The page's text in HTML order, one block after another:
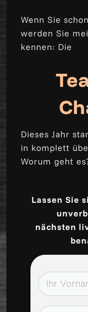
Wenn Sie
werden Sie
kennen: Die
Dieses Jahr
in komplett
Worum geht
Lassen Sie
nächsten